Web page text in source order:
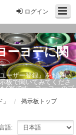
ログイン
ーヨーに関
ーザー登録』をお願い
板で聞いてみてくださ
OKです。ヨーヨーのプ
掲示板トップ
語: